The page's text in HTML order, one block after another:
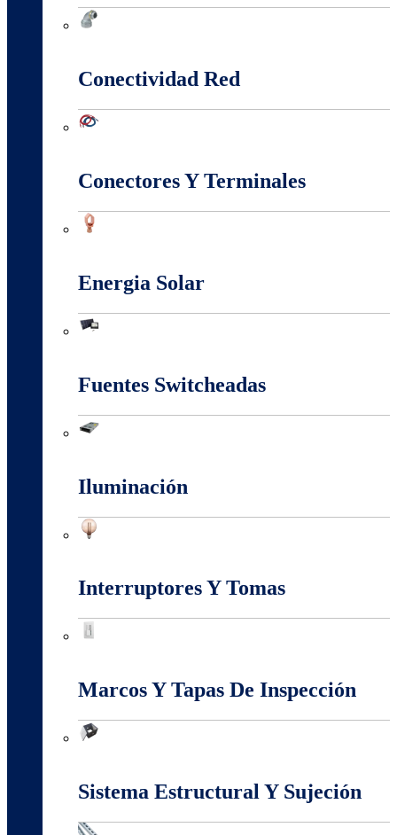
Conectividad Red
Conectores Y Terminales
Energia Solar
Fuentes Switcheadas
Iluminación
Interruptores Y Tomas
Marcos Y Tapas De Inspección
Sistema Estructural Y Sujeción